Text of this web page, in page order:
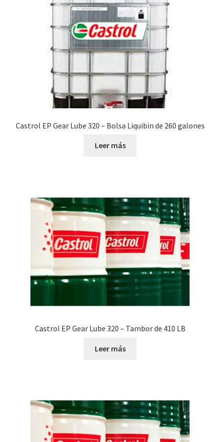
Castrol EP Gear Lube 320 – Bolsa Liquibin de 260 galones
Leer más
Castrol EP Gear Lube 320 – Tambor de 410 LB
Leer más